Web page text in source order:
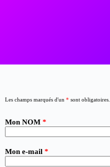
Les champs marqués d'un* sont obligatoires.
Mon NOM*
Mon e-mail*